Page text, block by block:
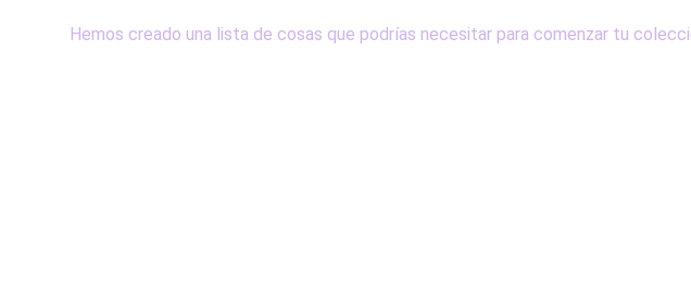
Hemos creado una lista de cosas que podrías necesitar para comenzar tu